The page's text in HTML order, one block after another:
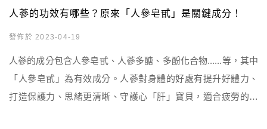
人蔘的功效有哪些？原來「人參皂甙」是關鍵成分！
發佈於 2023-04-19
人蔘的成分包含人參皂甙、人蔘多醣、多酚化合物......等，其中
「人參皂甙」為有效成分。人蔘對身體的好處有提升好體力、
打造保護力、思緒更清晰、守護心「肝」寶貝，適合疲勞的上